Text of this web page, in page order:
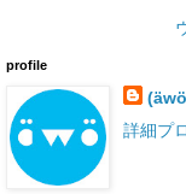
profile
詳細プ